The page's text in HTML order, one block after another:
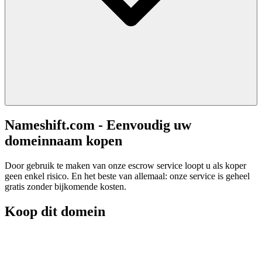
Nameshift.com - Eenvoudig uw
domeinnaam kopen
Door gebruik te maken van onze escrow service loopt u als koper
geen enkel risico. En het beste van allemaal: onze service is geheel
gratis zonder bijkomende kosten.
Koop dit domein